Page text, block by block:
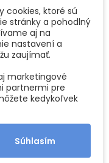
do košíka
cookies, ktoré sú
stránky a pohodlný
aj na
nastavení a
zaujímať.
marketingové
partnermi pre
kedykoľvek
Súhlasím